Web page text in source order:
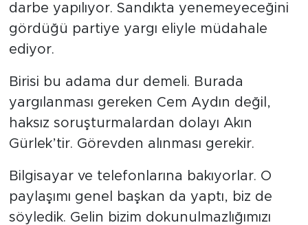
darbe yapılıyor. Sandıkta yenemeyeceğini
gördüğü partiye yargı eliyle müdahale
ediyor.
Birisi bu adama dur demeli. Burada
yargılanması gereken Cem Aydın değil,
haksız soruşturmalardan dolayı Akın
Gürlek’tir. Görevden alınması gerekir.
Bilgisayar ve telefonlarına bakıyorlar. O
paylaşımı genel başkan da yaptı, biz de
söyledik. Gelin bizim dokunulmazlığımızı